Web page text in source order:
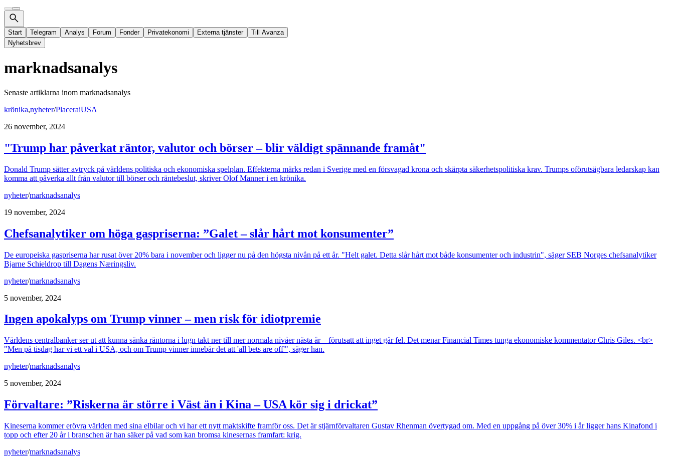
Start Telegram Analys Forum Fonder Privatekonomi Externa tjänster
Till Avanza
Nyhetsbrev
marknadsanalys
Senaste artiklarna inom marknadsanalys
krönika,nyheter/PlaceraiUSA
26 november, 2024
"Trump har påverkat räntor, valutor och börser – blir väldigt spännande framåt"
Donald Trump sätter avtryck på världens politiska och ekonomiska spelplan. Effekterna märks redan i Sverige med en försvagad krona och skärpta säkerhetspolitiska krav. Trumps oförutsägbara ledarskap kan
komma att påverka allt från valutor till börser och räntebeslut, skriver Olof Manner i en krönika.
nyheter/marknadsanalys
19 november, 2024
Chefsanalytiker om höga gaspriserna: ”Galet – slår hårt mot konsumenter”
De europeiska gaspriserna har rusat över 20% bara i november och ligger nu på den högsta nivån på ett år. "Helt galet. Detta slår hårt mot både konsumenter och industrin", säger SEB Norges chefsanalytiker
Bjarne Schieldrop till Dagens Næringsliv.
nyheter/marknadsanalys
5 november, 2024
Ingen apokalyps om Trump vinner – men risk för idiotpremie
Världens centralbanker ser ut att kunna sänka räntorna i lugn takt ner till mer normala nivåer nästa år – förutsatt att inget går fel. Det menar Financial Times tunga ekonomiske kommentator Chris Giles. <br>
"Men på tisdag har vi ett val i USA, och om Trump vinner innebär det att 'all bets are off'", säger han.
nyheter/marknadsanalys
5 november, 2024
Förvaltare: ”Riskerna är större i Väst än i Kina – USA kör sig i drickat”
Kineserna kommer erövra världen med sina elbilar och vi har ett nytt maktskifte framför oss. Det är stjärnförvaltaren Gustav Rhenman övertygad om. Med en uppgång på över 30% i år ligger hans Kinafond i
topp och efter 20 år i branschen är han säker på vad som kan bromsa kinesernas framfart: krig.
nyheter/marknadsanalys